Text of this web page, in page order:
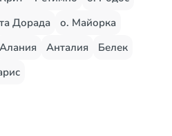
Дорада
о. Майорка
Алания Анталия
Белек